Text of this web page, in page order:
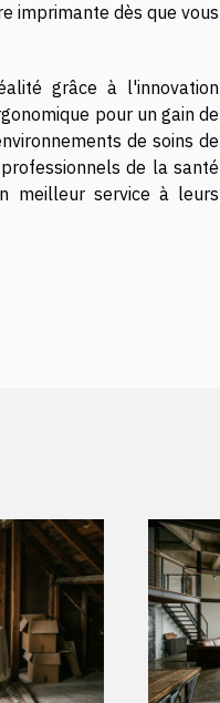
imprimante dès que vous
grâce à l'innovation
pour un gain de
de soins de
de la santé
meilleur service à leurs